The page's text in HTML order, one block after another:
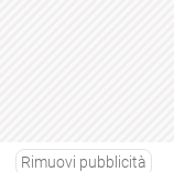
Rimuovi pubblicità